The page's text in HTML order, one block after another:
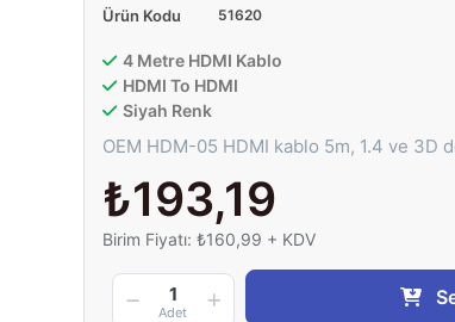
Ürün Kodu
51620
4 Metre HDMI Kablo
HDMI To HDMI
Siyah Renk
OEM HDM-05 HDMI kablo 5m, 1.4 ve 3D
₺193,19
Birim Fiyatı: ₺160,99 + KDV
1
Adet